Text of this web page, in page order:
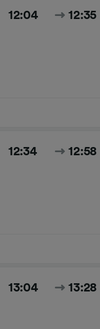
12:04 12:35
12:34 12:58
13:04 13:28